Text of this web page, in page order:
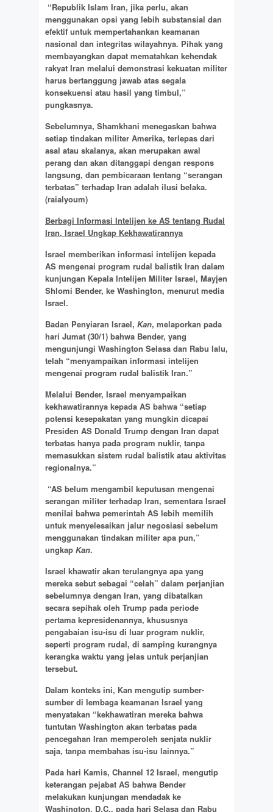
“Republik Islam Iran, jika perlu, akan
menggunakan opsi yang lebih substansial dan
efektif untuk mempertahankan keamanan
nasional dan integritas wilayahnya. Pihak yang
membayangkan dapat mematahkan kehendak
rakyat Iran melalui demonstrasi kekuatan militer
harus bertanggung jawab atas segala
konsekuensi atau hasil yang timbul,”
pungkasnya.
Sebelumnya, Shamkhani menegaskan bahwa
setiap tindakan militer Amerika, terlepas dari
asal atau skalanya, akan merupakan awal
perang dan akan ditanggapi dengan respons
langsung, dan pembicaraan tentang “serangan
terbatas” terhadap Iran adalah ilusi belaka.
(raialyoum)
Berbagi Informasi Intelijen ke AS tentang Rudal
Iran, Israel Ungkap Kekhawatirannya
Israel memberikan informasi intelijen kepada
AS mengenai program rudal balistik Iran dalam
kunjungan Kepala Intelijen Militer Israel, Mayjen
Shlomi Bender, ke Washington, menurut media
Israel.
Badan Penyiaran Israel, Kan, melaporkan pada
hari Jumat (30/1) bahwa Bender, yang
mengunjungi Washington Selasa dan Rabu lalu,
telah “menyampaikan informasi intelijen
mengenai program rudal balistik Iran.”
Melalui Bender, Israel menyampaikan
kekhawatirannya kepada AS bahwa “setiap
potensi kesepakatan yang mungkin dicapai
Presiden AS Donald Trump dengan Iran dapat
terbatas hanya pada program nuklir, tanpa
memasukkan sistem rudal balistik atau aktivitas
regionalnya.”
“AS belum mengambil keputusan mengenai
serangan militer terhadap Iran, sementara Israel
menilai bahwa pemerintah AS lebih memilih
untuk menyelesaikan jalur negosiasi sebelum
menggunakan tindakan militer apa pun,”
ungkap Kan.
Israel khawatir akan terulangnya apa yang
mereka sebut sebagai “celah” dalam perjanjian
sebelumnya dengan Iran, yang dibatalkan
secara sepihak oleh Trump pada periode
pertama kepresidenannya, khususnya
pengabaian isu-isu di luar program nuklir,
seperti program rudal, di samping kurangnya
kerangka waktu yang jelas untuk perjanjian
tersebut.
Dalam konteks ini, Kan mengutip sumber-
sumber di lembaga keamanan Israel yang
menyatakan “kekhawatiran mereka bahwa
tuntutan Washington akan terbatas pada
pencegahan Iran memperoleh senjata nuklir
saja, tanpa membahas isu-isu lainnya.”
Pada hari Kamis, Channel 12 Israel, mengutip
keterangan pejabat AS bahwa Bender
melakukan kunjungan mendadak ke
Washington, D.C., pada hari Selasa dan Rabu